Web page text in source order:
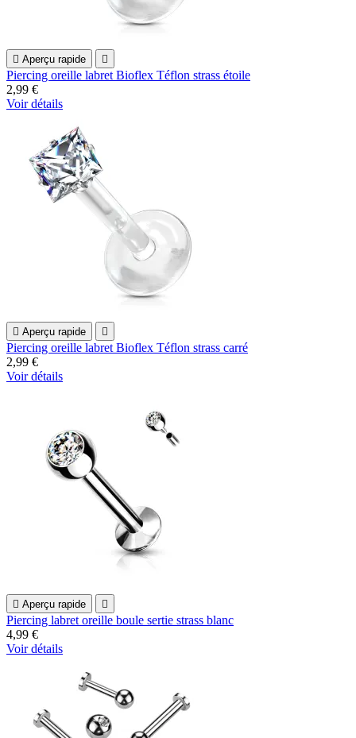
 Aperçu rapide 
Piercing oreille labret Bioflex Téflon strass étoile
2,99 €
Voir détails
 Aperçu rapide 
Piercing oreille labret Bioflex Téflon strass carré
2,99 €
Voir détails
 Aperçu rapide 
Piercing labret oreille boule sertie strass blanc
4,99 €
Voir détails